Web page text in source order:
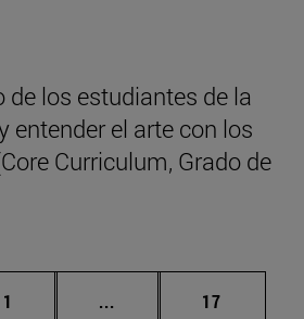
los estudiantes de la
entender el arte con los
Curriculum, Grado de
Página
1 ... Páginas intermedias
Página
17